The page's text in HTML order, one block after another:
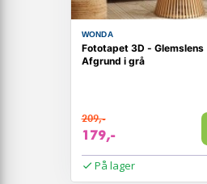
WONDA
Fototapet 3D - Glemslens
Afgrund i grå
209,-
179,-
På lager